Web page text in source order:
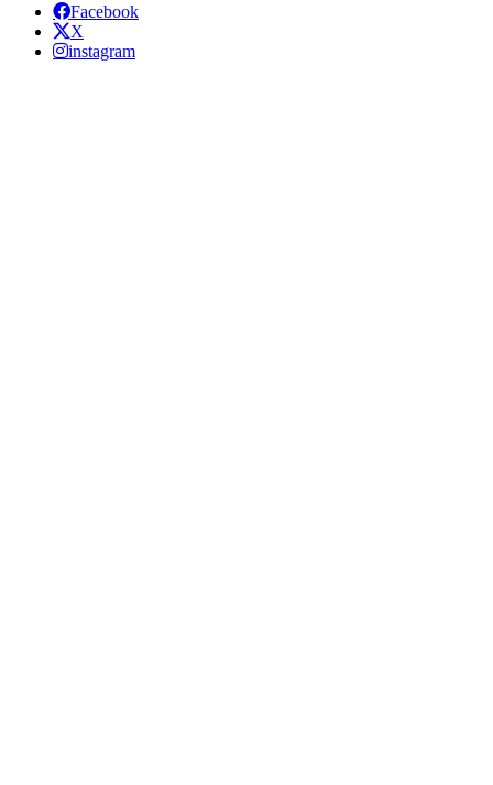
Facebook
X
instagram